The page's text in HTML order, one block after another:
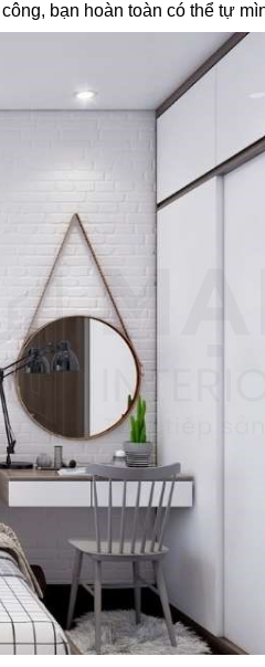
bạn hoàn toàn có thể tự